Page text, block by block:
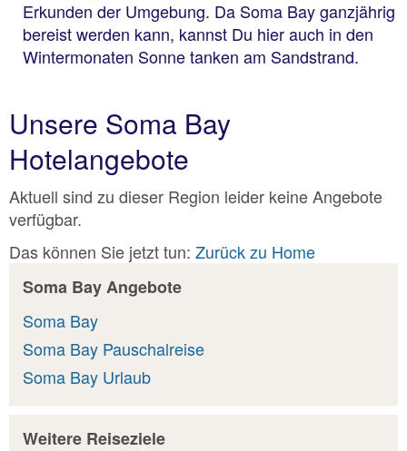
Erkunden der Umgebung. Da Soma Bay ganzjährig
bereist werden kann, kannst Du hier auch in den
Wintermonaten Sonne tanken am Sandstrand.
Unsere Soma Bay
Hotelangebote
Aktuell sind zu dieser Region leider keine Angebote
verfügbar.
Das können Sie jetzt tun: Zurück zu Home
Soma Bay Angebote
Soma Bay
Soma Bay Pauschalreise
Soma Bay Urlaub
Weitere Reiseziele